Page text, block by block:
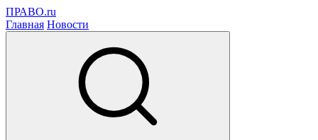
ПРАВО.ru
Главная Новости